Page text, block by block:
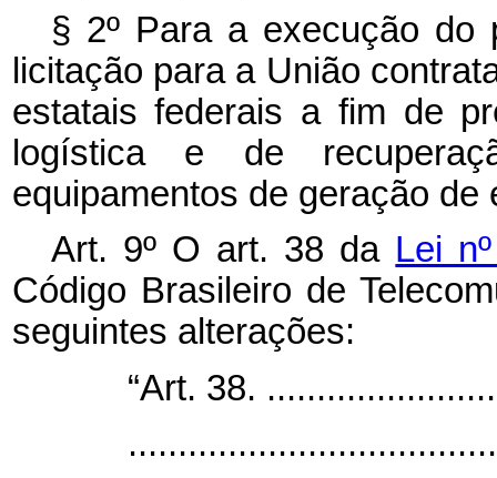
§ 2º Para a execução
licitação para a União
estatais federais a fim de
logística e de
equipamentos de geração de
Art. 9º O art. 38 da Lei
Código Brasileiro de
seguintes alterações:
“Art. 38.